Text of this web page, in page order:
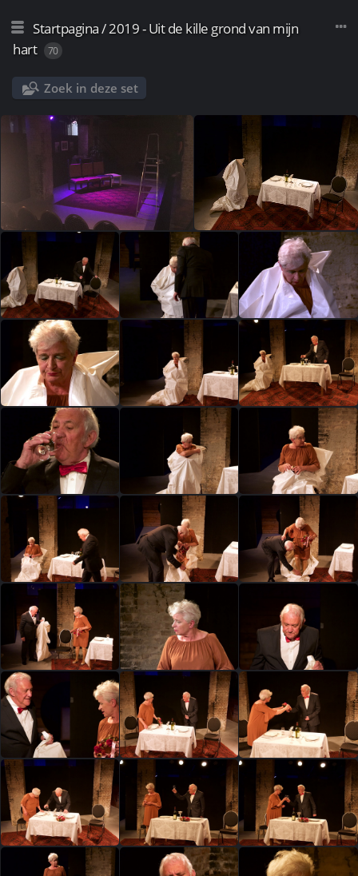
Startpagina/2019 - Uit de kille grond van mijn
hart
70
Zoek in deze set